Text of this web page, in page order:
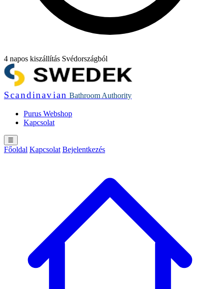
4 napos kiszállítás Svédországból
Scandinavian Bathroom Authority
Purus Webshop
Kapcsolat
☰
Főoldal Kapcsolat Bejelentkezés